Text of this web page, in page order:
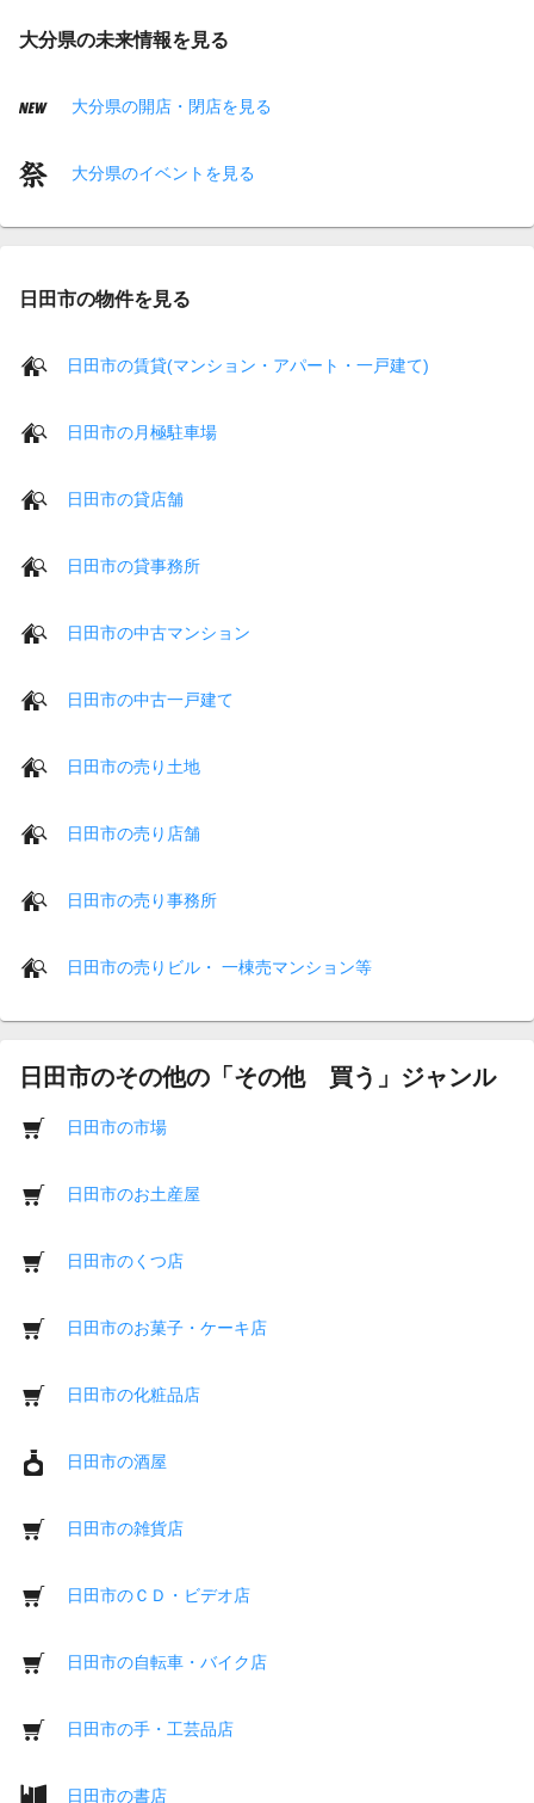
大分県の未来情報を見る
大分県の開店・閉店を見る
大分県のイベントを見る
日田市の物件を見る
日田市の賃貸(マンション・アパート・一戸建て)
日田市の月極駐車場
日田市の貸店舗
日田市の貸事務所
日田市の中古マンション
日田市の中古一戸建て
日田市の売り土地
日田市の売り店舗
日田市の売り事務所
日田市の売りビル・ 一棟売マンション等
日田市のその他の「その他 買う」ジャンル
日田市の市場
日田市のお土産屋
日田市のくつ店
日田市のお菓子・ケーキ店
日田市の化粧品店
日田市の酒屋
日田市の雑貨店
日田市のＣＤ・ビデオ店
日田市の自転車・バイク店
日田市の手・工芸品店
日田市の書店